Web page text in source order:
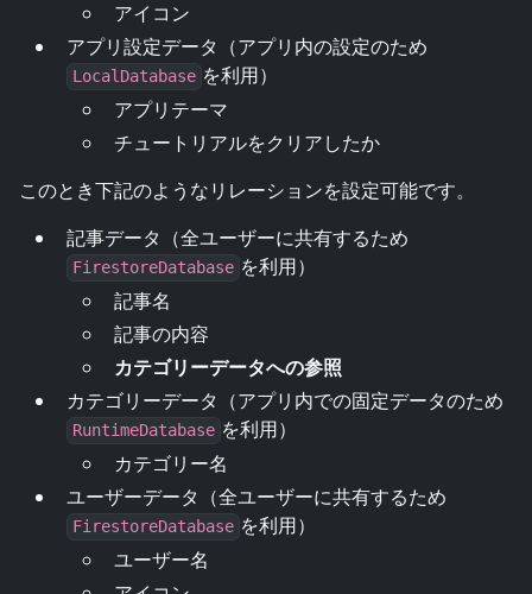
アイコン
アプリ設定データ（アプリ内の設定のため
LocalDatabase を利用）
アプリテーマ
チュートリアルをクリアしたか
このとき下記のようなリレーションを設定可能です。
記事データ（全ユーザーに共有するため
FirestoreDatabase を利用）
記事名
記事の内容
カテゴリーデータへの参照
カテゴリーデータ（アプリ内での固定データのため
RuntimeDatabase を利用）
カテゴリー名
ユーザーデータ（全ユーザーに共有するため
FirestoreDatabase を利用）
ユーザー名